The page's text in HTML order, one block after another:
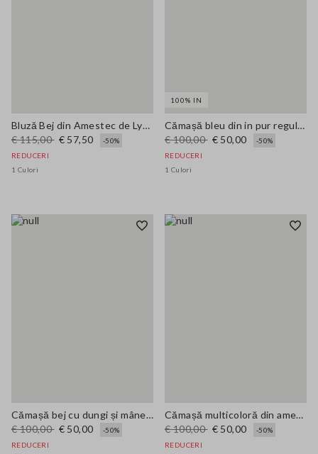
Bluză Bej din Amestec de Lyocell Regular Fit
€ 115,00 € 57,50
-50%
REDUCERI
1 Culori
100% IN
Cămașă bleu din in pur regular fit
€ 100,00 € 50,00
-50%
REDUCERI
1 Culori
Cămașă bej cu dungi și mâneci lungi din rami pur
€ 100,00 € 50,00
-50%
REDUCERI
Cămașă multicoloră din amestec de in și bumbac cu croială regulată
€ 100,00 € 50,00
-50%
REDUCERI